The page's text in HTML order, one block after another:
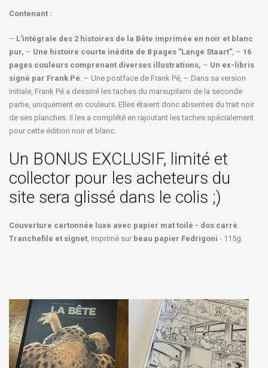
Contenant :
– L'intégrale des 2 histoires de la Bête imprimée en noir et blanc
pur, – Une histoire courte inédite de 8 pages "Lange Staart", – 16
pages couleurs comprenant diverses illustrations, – Un ex-libris
signé par Frank Pé. – Une postface de Frank Pé, – Dans sa version
initiale, Frank Pé a dessiné les taches du marsupilami de la seconde
partie, uniquement en couleurs. Elles étaient donc absentes du trait noir
de ses planches. Il les a complété en rajoutant les taches spécialement
pour cette édition noir et blanc.
Un BONUS EXCLUSIF, limité et
collector pour les acheteurs du
site sera glissé dans le colis ;)
Couverture cartonnée luxe avec papier mat toilé - dos carré.
Tranchefile et signet, Imprimé sur beau papier Fedrigoni - 115g.